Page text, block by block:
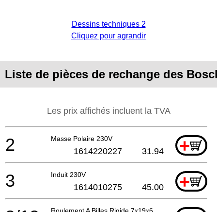
Dessins techniques 2
Cliquez pour agrandir
Liste de pièces de rechange des
Les prix affichés incluent la TVA
Masse Polaire 230V +
2 1614220227 31.94
Induit 230V +
3 1614010275 45.00